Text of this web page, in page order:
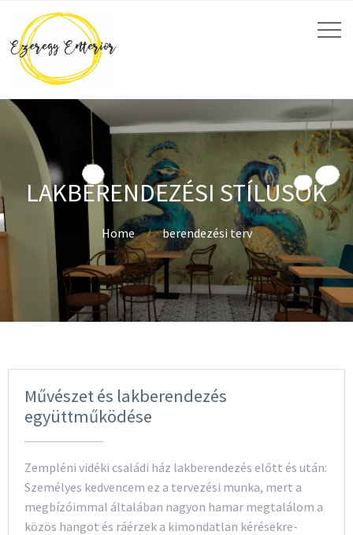
LAKBERENDEZÉSI STÍLUSOK
Home berendezési terv
Művészet és lakberendezés
együttműködése
Zempléni vidéki családi ház lakberendezés előtt és után:
Személyes kedvencem ez a tervezési munka, mert a
megbízóimmal általában nagyon hamar megtalálom a
közös hangot és ráérzek a kimondatlan kérésekre-